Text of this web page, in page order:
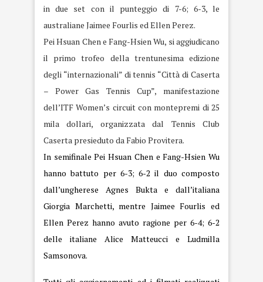
in due set con il punteggio di 7-6; 6-3, le
australiane Jaimee Fourlis ed Ellen Perez.
Pei Hsuan Chen e Fang-Hsien Wu, si aggiudicano
il primo trofeo della trentunesima edizione
degli “internazionali” di tennis “Città di Caserta
– Power Gas Tennis Cup”, manifestazione
dell’ITF Women’s circuit con montepremi di 25
mila dollari, organizzata dal Tennis Club
Caserta presieduto da Fabio Provitera.
In semifinale Pei Hsuan Chen e Fang-Hsien Wu
hanno battuto per 6-3; 6-2 il duo composto
dall’ungherese Agnes Bukta e dall’italiana
Giorgia Marchetti, mentre Jaimee Fourlis ed
Ellen Perez hanno avuto ragione per 6-4; 6-2
delle italiane Alice Matteucci e Ludmilla
Samsonova.